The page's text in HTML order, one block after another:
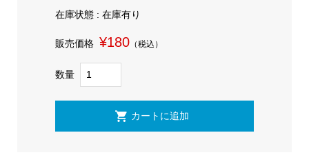
在庫状態 : 在庫有り
販売価格 ¥180（税込）
数量